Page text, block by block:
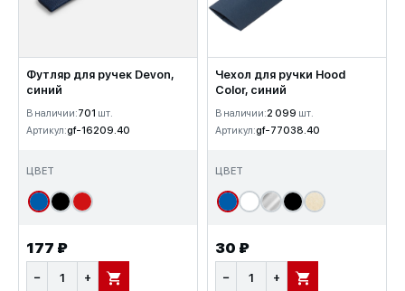
Футляр для ручек Devon,
синий
В наличии:701 шт.
Артикул:gf-16209.40
ЦВЕТ
177 ₽
− + В КОРЗИНУ
Чехол для ручки Hood
Color, синий
В наличии:2 099 шт.
Артикул:gf-77038.40
ЦВЕТ
30 ₽
− + В КОРЗИНУ